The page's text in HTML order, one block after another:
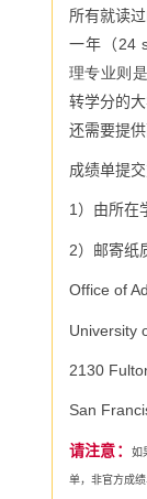
所有就读
一年（24
理专业则
转学分的
还需要提供
成绩单提交
1）由所在
2）邮寄纸
Office of
University
2130
San
请注意： 如
单，非官方成